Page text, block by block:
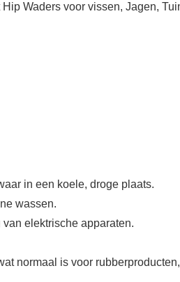
Waders voor vissen, Jagen,
in een koele, droge plaats.
wassen.
elektrische apparaten.
normaal is voor